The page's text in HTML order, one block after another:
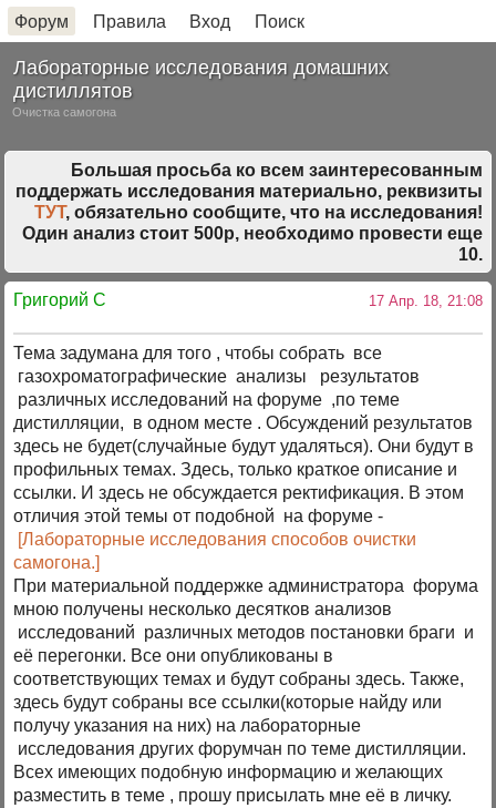
Форум Правила Вход Поиск
Лабораторные исследования домашних
дистиллятов
Очистка самогона
Большая просьба ко всем заинтересованным
поддержать исследования материально, реквизиты
ТУТ, обязательно сообщите, что на исследования!
Один анализ стоит 500р, необходимо провести еще
10.
Григорий C 17 Апр. 18, 21:08
Тема задумана для того , чтобы собрать все
газохроматографические анализы результатов
различных исследований на форуме ,по теме
дистилляции, в одном месте . Обсуждений результатов
здесь не будет(случайные будут удаляться). Они будут в
профильных темах. Здесь, только краткое описание и
ссылки. И здесь не обсуждается ректификация. В этом
отличия этой темы от подобной на форуме -
[Лабораторные исследования способов очистки
самогона.]
При материальной поддержке администратора форума
мною получены несколько десятков анализов
исследований различных методов постановки браги и
её перегонки. Все они опубликованы в
соответствующих темах и будут собраны здесь. Также,
здесь будут собраны все ссылки(которые найду или
получу указания на них) на лабораторные
исследования других форумчан по теме дистилляции.
Всех имеющих подобную информацию и желающих
разместить в теме , прошу присылать мне её в личку.